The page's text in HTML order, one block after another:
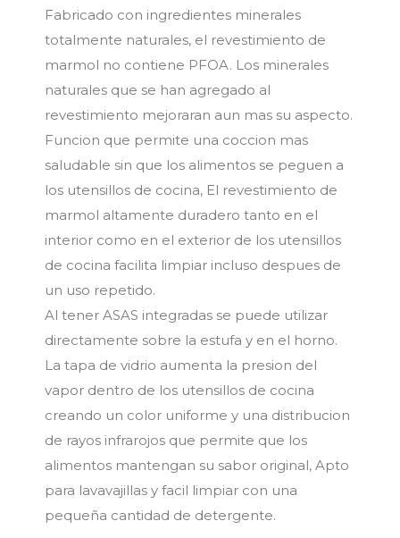
Fabricado con ingredientes minerales
totalmente naturales, el revestimiento de
marmol no contiene PFOA. Los minerales
naturales que se han agregado al
revestimiento mejoraran aun mas su aspecto.
Funcion que permite una coccion mas
saludable sin que los alimentos se peguen a
los utensillos de cocina, El revestimiento de
marmol altamente duradero tanto en el
interior como en el exterior de los utensillos
de cocina facilita limpiar incluso despues de
un uso repetido.
Al tener ASAS integradas se puede utilizar
directamente sobre la estufa y en el horno.
La tapa de vidrio aumenta la presion del
vapor dentro de los utensillos de cocina
creando un color uniforme y una distribucion
de rayos infrarojos que permite que los
alimentos mantengan su sabor original, Apto
para lavavajillas y facil limpiar con una
pequeña cantidad de detergente.